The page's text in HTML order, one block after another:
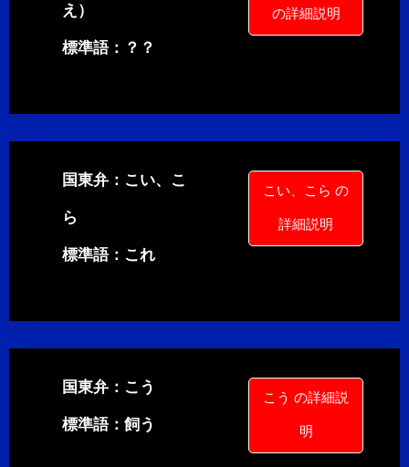
え）
標準語：？？
の詳細説明
国東弁：こい、こ
ら
標準語：これ
こい、こら の
詳細説明
国東弁：こう
標準語：飼う
こう の詳細説
明